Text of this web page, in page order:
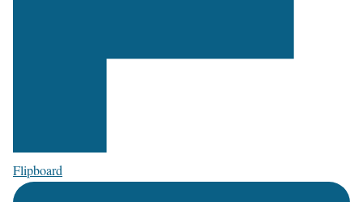
Flipboard